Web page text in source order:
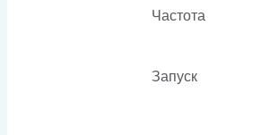
Частота
Запуск